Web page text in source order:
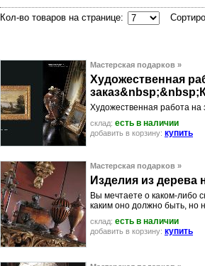
Кол-во товаров на странице:
Мастерская подарков »
Художественная ра
заказ&n bsp;&n bsp;
Художественная работа на
склад: есть в наличии
добавить в корзину: купить
Мастерская подарков »
Изделия из дерева
Вы мечтаете о каком-либо
каким оно должно быть, но
склад: есть в наличии
добавить в корзину: купить